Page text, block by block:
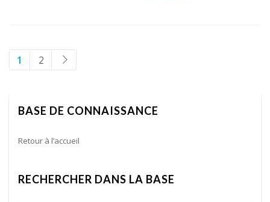
1 2
BASE DE CONNAISSANCE
Retour à l’accueil
RECHERCHER DANS LA BASE